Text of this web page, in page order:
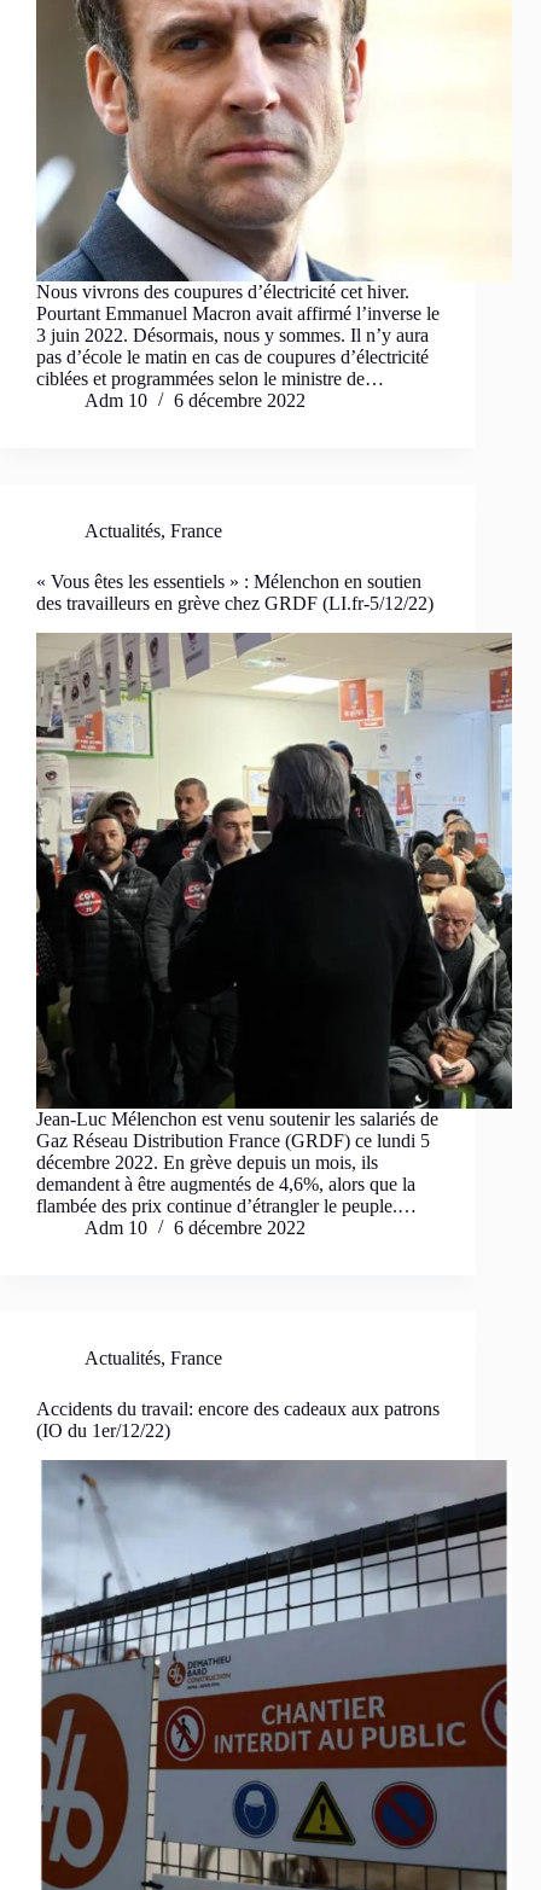
Nous vivrons des coupures d’électricité cet hiver.
Pourtant Emmanuel Macron avait affirmé l’inverse le
3 juin 2022. Désormais, nous y sommes. Il n’y aura
pas d’école le matin en cas de coupures d’électricité
ciblées et programmées selon le ministre de…
Adm 10
6 décembre 2022
Actualités, France
« Vous êtes les essentiels » : Mélenchon en soutien
des travailleurs en grève chez GRDF (LI.fr-5/12/22)
Jean-Luc Mélenchon est venu soutenir les salariés de
Gaz Réseau Distribution France (GRDF) ce lundi 5
décembre 2022. En grève depuis un mois, ils
demandent à être augmentés de 4,6%, alors que la
flambée des prix continue d’étrangler le peuple.…
Adm 10
6 décembre 2022
Actualités, France
Accidents du travail: encore des cadeaux aux patrons
(IO du 1er/12/22)